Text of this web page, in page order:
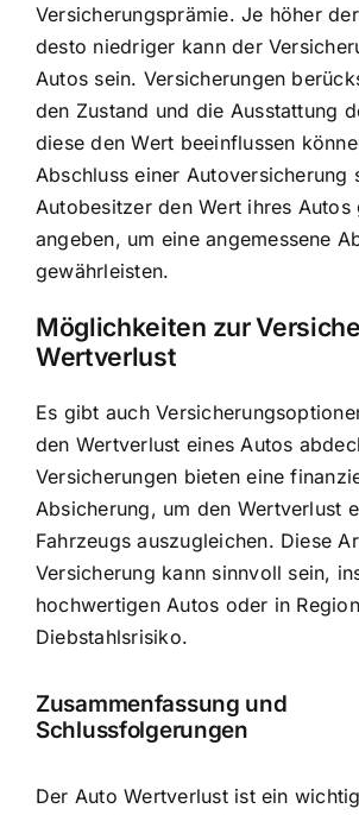
Versicherungsprämie. Je höher
desto niedriger kann der
Autos sein. Versicherungen
den Zustand und die Ausstattung
diese den Wert beeinflussen
Abschluss einer Autoversicherung
Autobesitzer den Wert ihres Autos
angeben, um eine angemessene
gewährleisten.
Möglichkeiten zur
Wertverlust
Es gibt auch
den Wertverlust eines Autos
Versicherungen bieten eine
Absicherung, um den Wertverlust
Fahrzeugs auszugleichen. Diese
Versicherung kann sinnvoll sein,
hochwertigen Autos oder in
Diebstahlsrisiko.
Zusammenfassung und
Schlussfolgerungen
Der Auto Wertverlust ist ein